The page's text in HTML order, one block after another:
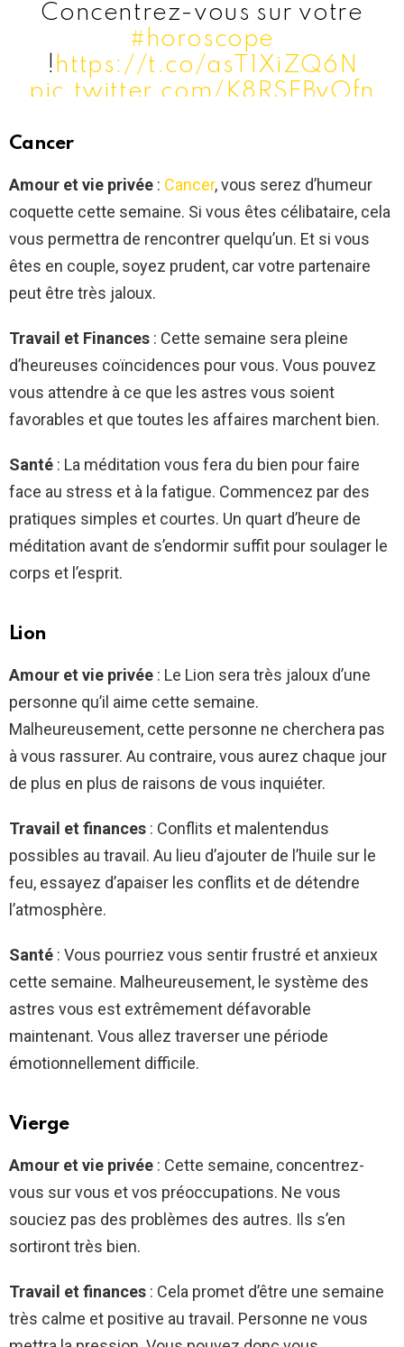
Concentrez-vous sur votre
#horoscope
! https://t.co/asT1XiZQ6N
pic.twitter.com/K8RSFBvOfn
— MonHoroscopeDuJour
13, 2022
Cancer
Amour et vie privée : Cancer, vous serez d’humeur
coquette cette semaine. Si vous êtes célibataire, cela
vous permettra de rencontrer quelqu’un. Et si vous
êtes en couple, soyez prudent, car votre partenaire
peut être très jaloux.
Travail et Finances : Cette semaine sera pleine
d’heureuses coïncidences pour vous. Vous pouvez
vous attendre à ce que les astres vous soient
favorables et que toutes les affaires marchent bien.
Santé : La méditation vous fera du bien pour faire
face au stress et à la fatigue. Commencez par des
pratiques simples et courtes. Un quart d’heure de
méditation avant de s’endormir suffit pour soulager le
corps et l’esprit.
Lion
Amour et vie privée : Le Lion sera très jaloux d’une
personne qu’il aime cette semaine.
Malheureusement, cette personne ne cherchera pas
à vous rassurer. Au contraire, vous aurez chaque jour
de plus en plus de raisons de vous inquiéter.
Travail et finances : Conflits et malentendus
possibles au travail. Au lieu d’ajouter de l’huile sur le
feu, essayez d’apaiser les conflits et de détendre
l’atmosphère.
Santé : Vous pourriez vous sentir frustré et anxieux
cette semaine. Malheureusement, le système des
astres vous est extrêmement défavorable
maintenant. Vous allez traverser une période
émotionnellement difficile.
Vierge
Amour et vie privée : Cette semaine, concentrez-
vous sur vous et vos préoccupations. Ne vous
souciez pas des problèmes des autres. Ils s’en
sortiront très bien.
Travail et finances : Cela promet d’être une semaine
très calme et positive au travail. Personne ne vous